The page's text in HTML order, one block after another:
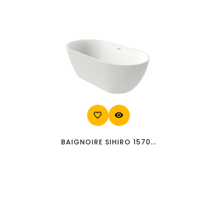
favorite_border visibility
BAIGNOIRE SIHIRO 1570...